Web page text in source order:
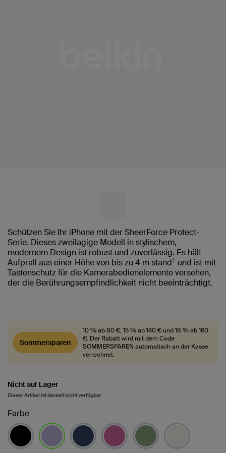
Schützen Sie Ihr iPhone mit der SheerForce Protect-
Serie. Dieses zweilagige Modell in stylischem,
modernem Design ist robust und zuverlässig. Es hält
Aufprall aus einer Höhe von bis zu 4 m stand† und ist mit
Tastenschutz für die Kamerabedienelemente versehen,
der die Berührungsempfindlichkeit nicht beeinträchtigt.
Sommersparen
10 % ab 80 €, 15 % ab 140 € und 18 % ab 160
€. Der Rabatt wird mit dem Code
SOMMERSPAREN automatisch an der Kasse
verrechnet.
Nicht auf Lager
Dieser Artikel ist derzeit nicht verfügbar
Farbe